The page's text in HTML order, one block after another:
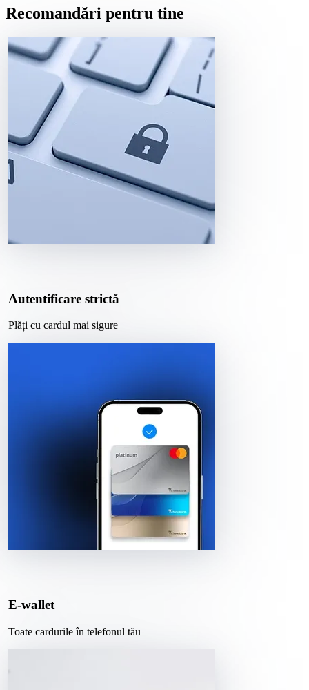
Recomandări pentru tine
Autentificare strictă
Plăți cu cardul mai sigure
E-wallet
Toate cardurile în telefonul tău